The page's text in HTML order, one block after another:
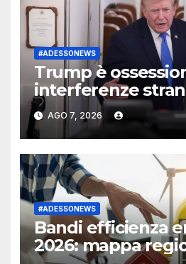
#ADESSONEWS
Trump è
interferenze
elezioni
AGO 7, 2026
#ADESSONEWS
Bandi efficienza
2026: mappa